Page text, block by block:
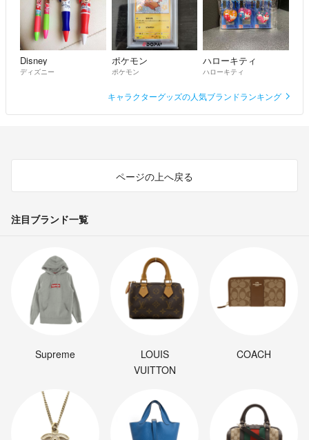
Disney
ディズニー
ポケモン
ポケモン
ハローキティ
ハローキティ
キャラクターグッズの人気ブランドランキング
ページの上へ戻る
注目ブランド一覧
Supreme
LOUIS
VUITTON
COACH